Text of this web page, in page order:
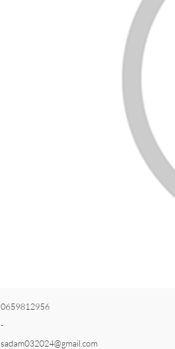
0659812956
-
sadam032024@gmail.com